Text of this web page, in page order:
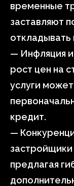
временные
заставляют
откладывать
— Инфляция и
рост цен на
услуги может
кредит.
—
застройщики
предлагая